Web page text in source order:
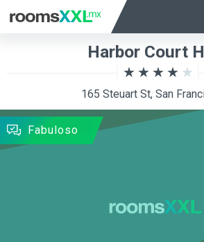
BUSCAR
Harbor Court
165 Steuart St, San
Fabuloso